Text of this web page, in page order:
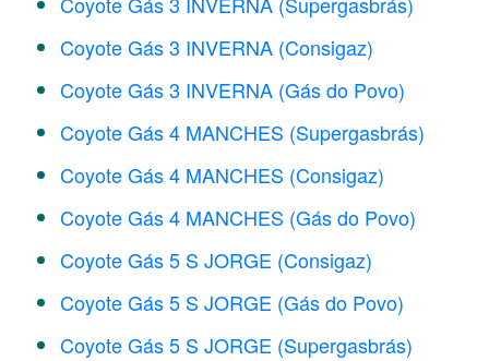
Coyote Gás 3 INVERNA (Consigaz)
Coyote Gás 3 INVERNA (Gás do Povo)
Coyote Gás 4 MANCHES (Supergasbrás)
Coyote Gás 4 MANCHES (Consigaz)
Coyote Gás 4 MANCHES (Gás do Povo)
Coyote Gás 5 S JORGE (Consigaz)
Coyote Gás 5 S JORGE (Gás do Povo)
Coyote Gás 5 S JORGE (Supergasbrás)